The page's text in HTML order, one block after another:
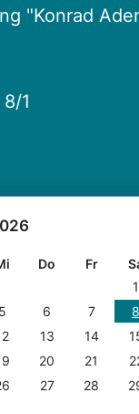
"Konrad
1
Do Fr
1
5 6 7 8
13 14
20 21
27 28